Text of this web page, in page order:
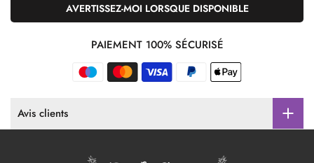
AVERTISSEZ-MOI LORSQUE DISPONIBLE
PAIEMENT 100% SÉCURISÉ
Avis clients